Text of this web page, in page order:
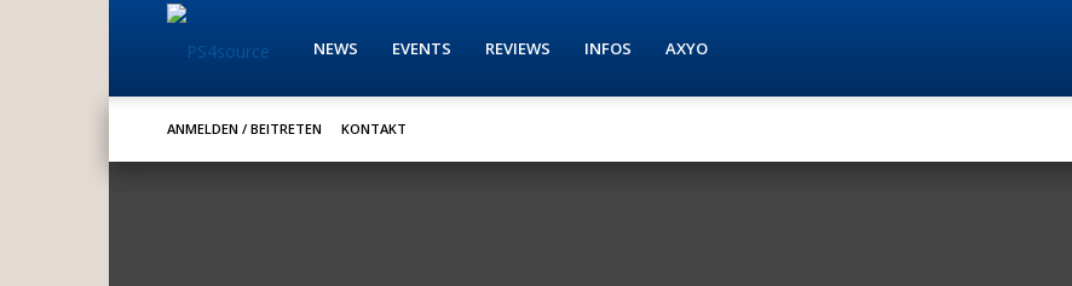
PS4source
NEWS EVENTS REVIEWS INFOS AXYO
ANMELDEN / BEITRETEN KONTAKT